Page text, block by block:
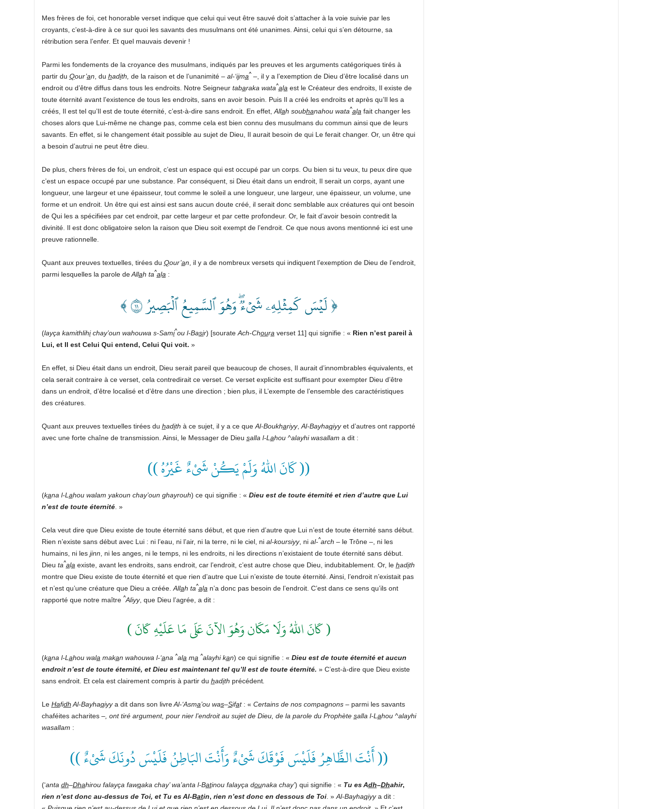
Mes frères de foi, cet honorable verset indique que celui qui veut être sauvé doit s’attacher à la voie suivie par les
croyants, c’est-à-dire à ce sur quoi les savants des musulmans ont été unanimes. Ainsi, celui qui s’en détourne, sa
rétribution sera l’enfer. Et quel mauvais devenir !
Parmi les fondements de la croyance des musulmans, indiqués par les preuves et les arguments catégoriques tirés à
partir du Qour’an , du hadith de la raison et de l’unanimité – al-‘ijma^–, il y a l’exemption de Dieu d’être localisé dans un
endroit ou d’être diffus dans tous les endroits. Notre Seigneur tabaraka wata^ala est le Créateur des endroits, Il existe de
toute éternité avant l’existence de tous les endroits, sans en avoir besoin. Puis Il a créé les endroits et après qu’Il les a
créés, Il est tel qu’Il est de toute éternité, c’est-à-dire sans endroit. En effet, Allah soubhanahou wata^ala fait changer les
choses alors que Lui-même ne change pas, comme cela est bien connu des musulmans du commun ainsi que de leurs
savants. En effet, si le changement était possible au sujet de Dieu, Il aurait besoin de qui Le ferait changer. Or, un être qui
a besoin d’autrui ne peut être dieu.
De plus, chers frères de foi, un endroit, c’est un espace qui est occupé par un corps. Ou bien si tu veux, tu peux dire que
c’est un espace occupé par une substance. Par conséquent, si Dieu était dans un endroit, Il serait un corps, ayant une
longueur, une largeur et une épaisseur, tout comme le soleil a une longueur, une largeur, une épaisseur, un volume, une
forme et un endroit. Un être qui est ainsi est sans aucun doute créé, il serait donc semblable aux créatures qui ont besoin
de Qui les a spécifiées par cet endroit, par cette largeur et par cette profondeur. Or, le fait d’avoir besoin contredit la
divinité. Il est donc obligatoire selon la raison que Dieu soit exempt de l’endroit. Ce que nous avons mentionné ici est une
preuve rationnelle.
Quant aux preuves textuelles, tirées du Qour’an , il y a de nombreux versets qui indiquent l’exemption de Dieu de l’endroit,
parmi lesquelles la parole deAllah ta^ala :
﴿ لَيۡسَ كَمِثۡلِهِۦ شَيۡءٞۖ وَهُوَ ٱلسَّمِيعُ ٱلۡبَصِيرُ ١١ ﴾
(layça kamithlihichay’oun wahouwa s-Sami^ou l-Basir) [sourate Ach-Choura verset 11] qui signifie : « Rien n’est pareil à
Lui, et Il est Celui Qui entend, Celui Qui voit. »
En effet, si Dieu était dans un endroit, Dieu serait pareil que beaucoup de choses, Il aurait d’innombrables équivalents, et
cela serait contraire à ce verset, cela contredirait ce verset. Ce verset explicite est suffisant pour exempter Dieu d’être
dans un endroit, d’être localisé et d’être dans une direction ; bien plus, il L’exempte de l’ensemble des caractéristiques
des créatures.
Quant aux preuves textuelles tirées du hadith à ce sujet, il y a ce que Al-Boukhariyy, Al-Bayhaqiyyet d’autres ont rapporté
avec une forte chaîne de transmission. Ainsi, le Messager de Dieu salla l-L ahou ^alayhi wasallam a dit :
(( كَانَ اللهُ وَلَمْ يَكُنْ شَىْءٌ غَيْرُهُ ))
(kana l-L ahou walam yakoun chay’oun ghayrouh) ce qui signifie : « Dieuest de toute éternité et rien d’autre que Lui
n’est de toute éternité. »
Cela veut dire que Dieu existe de toute éternité sans début, et que rien d’autre que Lui n’est de toute éternité sans début.
Rien n’existe sans début avec Lui : ni l’eau, ni l’air, ni la terre, ni le ciel, ni al-koursiyy, ni al-^arch – le Trône –, ni les
humains, ni les jinn , ni les anges, ni le temps, ni les endroits, ni les directions n’existaient de toute éternité sans début.
Dieu ta^ala existe, avant les endroits, sans endroit, car l’endroit, c’est autre chose que Dieu, indubitablement. Or, le hadith
montre que Dieu existe de toute éternité et que rien d’autre que Lui n’existe de toute éternité. Ainsi, l’endroit n’existait pas
et n’est qu’une créature que Dieu a créée. Allah ta^ala n’a donc pas besoin de l’endroit. C’est dans ce sens qu’ils ont
rapporté que notre maître ^Aliyy, que Dieu l’agrée, a dit :
( كَانَ اللهُ وَلَا مَكَان وَهُوَ الآنَ عَلَى مَا عَلَيْهِ كَانَ )
(kana l-Lahou walamakan wahouwa l-‘ana ^alama ^alayhi kan) ce qui signifie : « Dieuest de toute éternité et aucun
endroit n’est de toute éternité, et Dieu est maintenant tel qu’Il est de toute éternité. » C’est-à-dire que Dieu existe
sans endroit. Et cela est clairement compris à partir du hadith précédent.
Le HafidhAl-Bayhaqiyya dit dans son livreAl-‘Asma’ou was–Sifat : « Certains de nos compagnons – parmi les savants
chaféites acharites –, ont tiré argument, pour nier l’endroit au sujet de Dieu, de la parole du Prophète salla l-Lahou ^alayhi
wasallam :
((أَنْتَ الظَّاهِرُ فَلَيْسَ فَوْقَكَ شَىْءٌ وَأَنْتَ البَاطِنُ فَلَيْسَ دُونَكَ شَىْءٌ ))
(‘anta dh–Dhahirou falayça fawqaka chay’ wa’anta l-Batinou falayça dounaka chay’) qui signifie : « Tu es Adh–Dhahir,
rien n’est donc au-dessus de Toi, et Tu es Al-Batin, rien n’est donc en dessous de Toi. »Al-Bayhaqiyya dit :